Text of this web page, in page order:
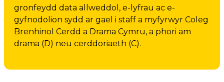
gronfeydd data allweddol, e-lyfrau ac e-
gyfnodolion sydd ar gael i staff a myfyrwyr Coleg
Brenhinol Cerdd a Drama Cymru, a phori am
drama (D) neu cerddoriaeth (C).